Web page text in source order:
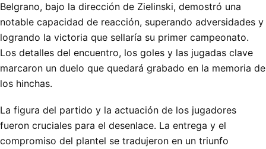
Belgrano, bajo la dirección de Zielinski, demostró una
notable capacidad de reacción, superando adversidades y
logrando la victoria que sellaría su primer campeonato.
Los detalles del encuentro, los goles y las jugadas clave
marcaron un duelo que quedará grabado en la memoria de
los hinchas.
La figura del partido y la actuación de los jugadores
fueron cruciales para el desenlace. La entrega y el
compromiso del plantel se tradujeron en un triunfo